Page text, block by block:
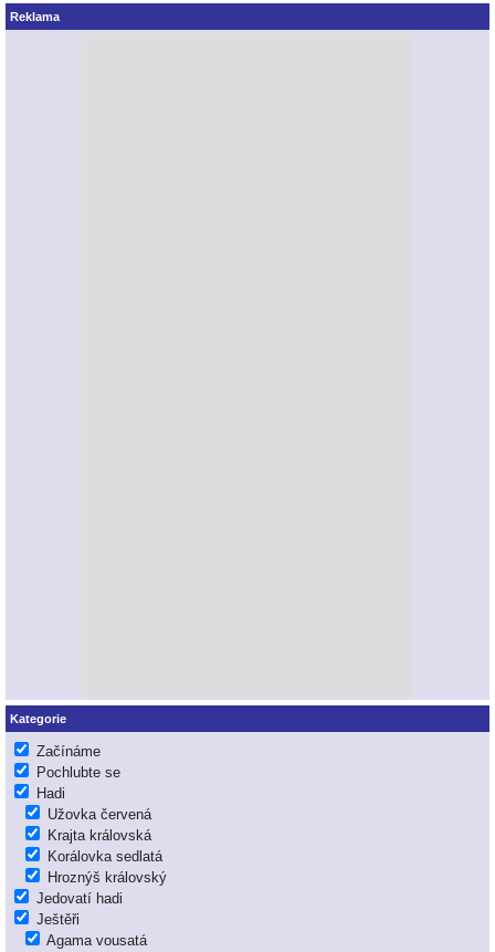
Reklama
Kategorie
Začínáme
Pochlubte se
Hadi
Užovka červená
Krajta královská
Korálovka sedlatá
Hroznýš královský
Jedovatí hadi
Ještěři
Agama vousatá